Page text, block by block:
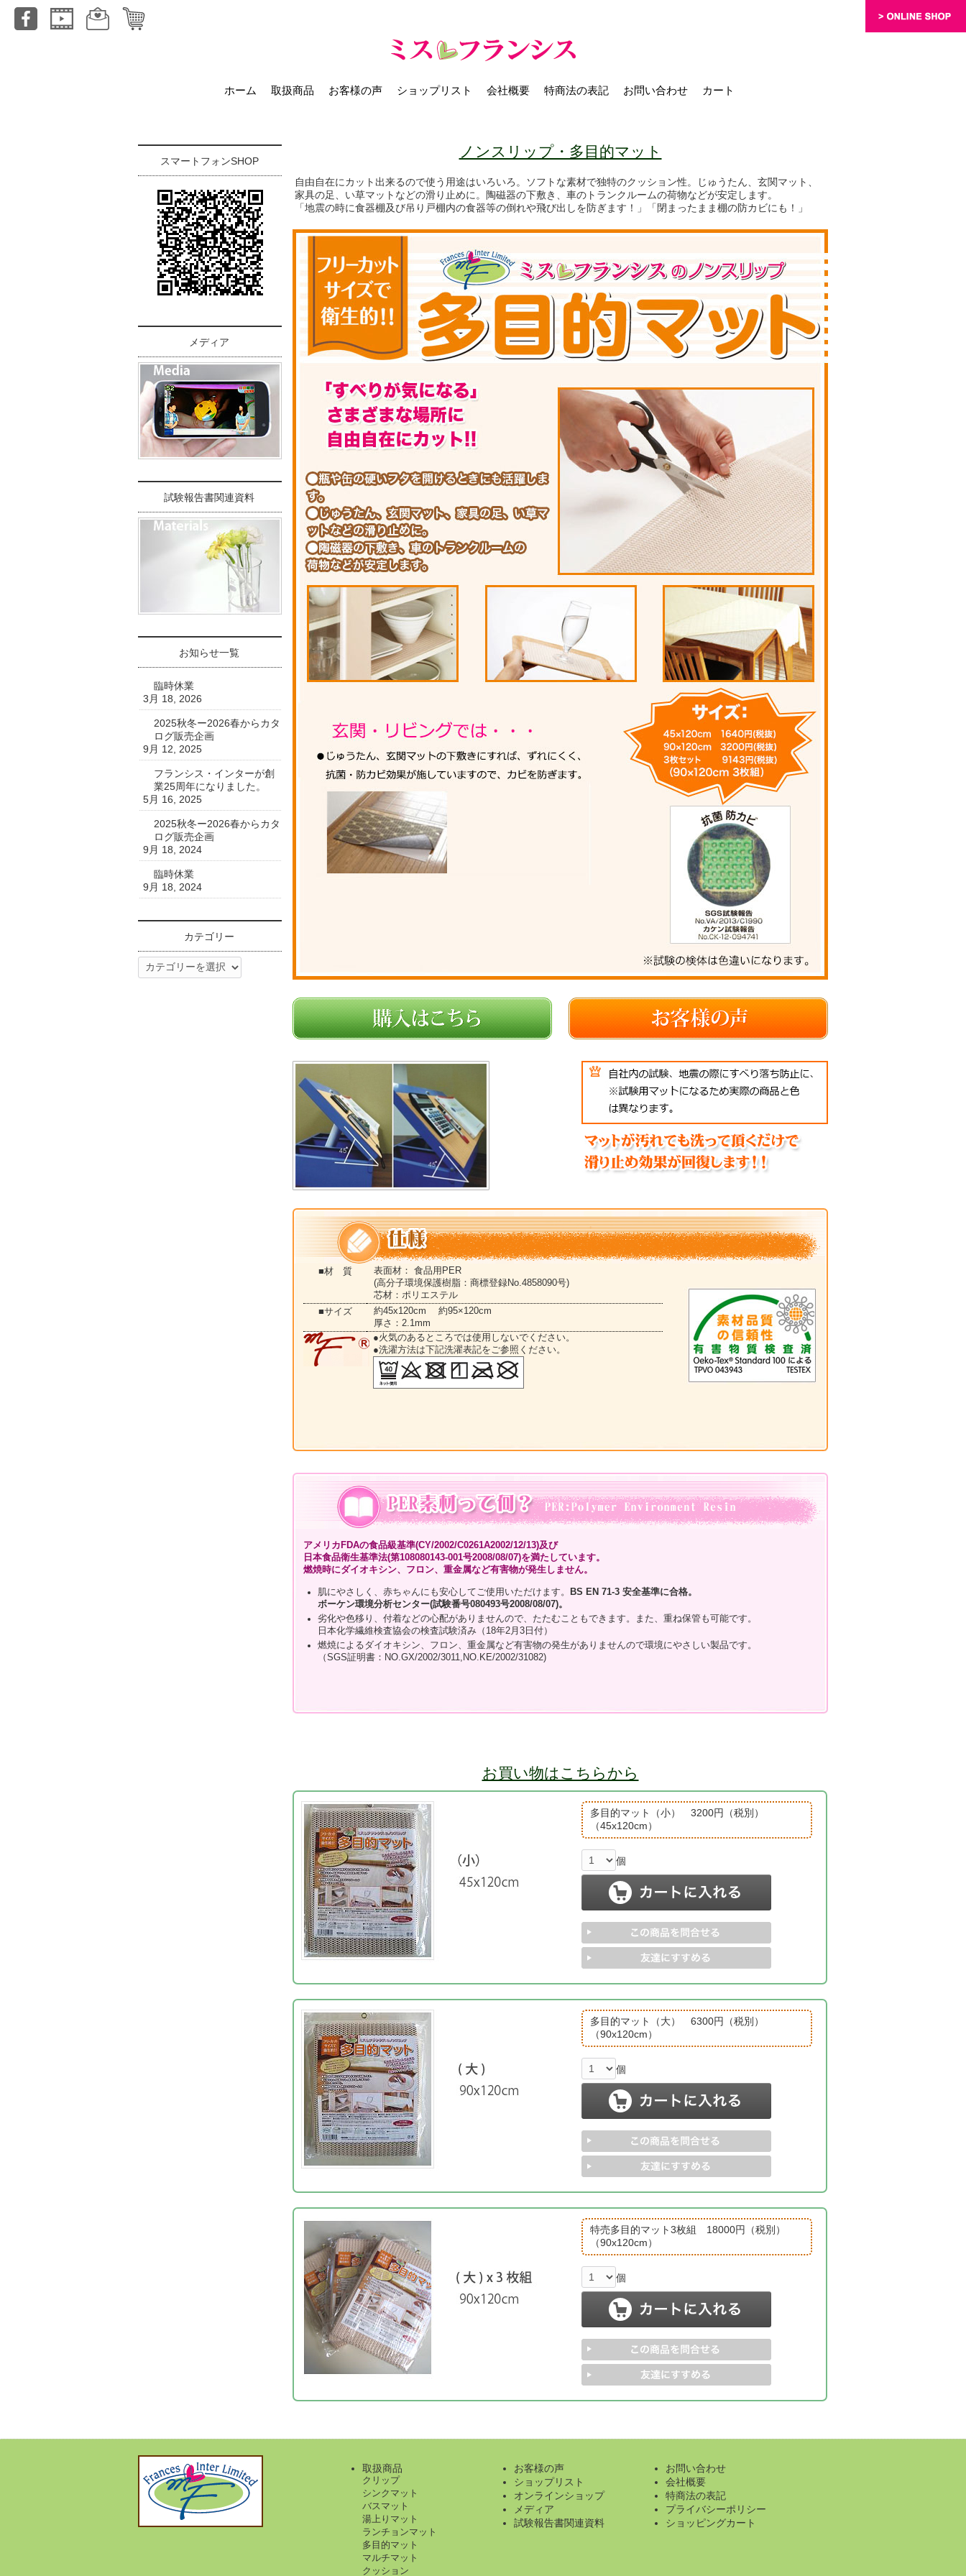
ホーム 取扱商品 お客様の声 ショップリスト 会社概要 特商法の表記 お問い合わせ カート
ノンスリップ・多目的マット
自由自在にカット出来るので使う用途はいろいろ。ソフトな素材で独特のクッション性。じゅうたん、玄関マット、
家具の足、い草マットなどの滑り止めに。陶磁器の下敷き、車のトランクルームの荷物などが安定します。
「地震の時に食器棚及び吊り戸棚内の食器等の倒れや飛び出しを防ぎます！」「閉まったまま棚の防カビにも！」
■材 質
表面材： 食品用PER
(高分子環境保護樹脂：商標登録No.4858090号)
芯材：ポリエステル
■サイズ
約45x120cm 約95×120cm
厚さ：2.1mm
●火気のあるところでは使用しないでください。
●洗濯方法は下記洗濯表記をご参照ください。
アメリカFDAの食品級基準(CY/2002/C0261A2002/12/13)及び
日本食品衛生基準法(第108080143-001号2008/08/07)を満たしています。
燃焼時にダイオキシン、フロン、重金属など有害物が発生しません。
肌にやさしく、赤ちゃんにも安心してご使用いただけます。
BS EN 71-3 安全基準に合格。
ボーケン環境分析センター(試験番号080493号2008/08/07)。
劣化や色移り、付着などの心配がありませんので、たたむこともできます。また、重ね保管も可能です。
日本化学繊維検査協会の検査試験済み（18年2月3日付）
燃焼によるダイオキシン、フロン、重金属など有害物の発生がありませんので環境にやさしい製品です。
（SGS証明書：NO.GX/2002/3011,NO.KE/2002/31082)
お買い物はこちらから
多目的マット（小） 3200円（税別）
（45x120cm）
個
多目的マット（大） 6300円（税別）
（90x120cm）
個
特売多目的マット3枚組 18000円（税別）
（90x120cm）
個
スマートフォンSHOP
メディア
試験報告書関連資料
お知らせ一覧
臨時休業
3月 18, 2026
2025秋冬ー2026春からカタ
ログ販売企画
9月 12, 2025
フランシス・インターが創
業25周年になりました。
5月 16, 2025
2025秋冬ー2026春からカタ
ログ販売企画
9月 18, 2024
臨時休業
9月 18, 2024
カテゴリー
カ
テ
取扱商品
クリップ
シンクマット
バスマット
湯上りマット
ランチョンマット
多目的マット
マルチマット
クッション
お客様の声
ショップリスト
オンラインショップ
メディア
試験報告書関連資料
お問い合わせ
会社概要
特商法の表記
プライバシーポリシー
ショッピングカート